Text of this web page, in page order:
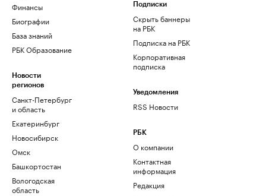
Финансы
Биографии
База знаний
РБК Образование
Новости
регионов
Санкт-Петербург
и область
Екатеринбург
Новосибирск
Омск
Башкортостан
Вологодская
область
Подписки
Скрыть баннеры
на РБК
Подписка на РБК
Корпоративная
подписка
Уведомления
RSS Новости
РБК
О компании
Контактная
информация
Редакция